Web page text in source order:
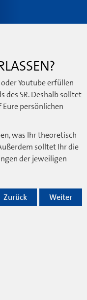
Youtube erfüllen
des SR. Deshalb solltet
persönlichen
was Ihr theoretisch
solltet Ihr die
der jeweiligen
Weiter
Zurück